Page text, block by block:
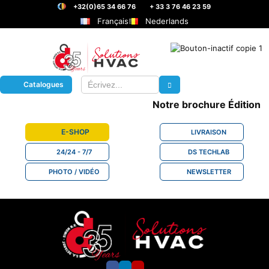
+32(0)65 34 66 76 + 33 3 76 46 23 59
Français Nederlands
Catalogues
Notre brochure Édition
E-SHOP LIVRAISON
24/24 - 7/7 DS TECHLAB
PHOTO / VIDÉO NEWSLETTER